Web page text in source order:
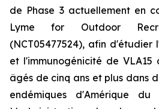
de Phase 3 actuellement en
Lyme for Outdoor
(NCT05477524), afin d'étudier
et l'immunogénicité de VLA15
âgés de cinq ans et plus dans
endémiques d'Amérique